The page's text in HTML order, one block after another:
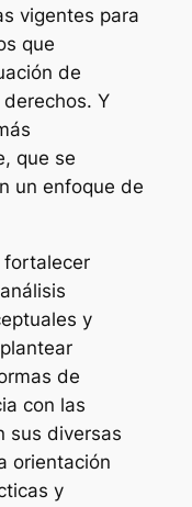
vigentes para
que
de
Y
que se
un enfoque de
fortalecer
y
de
con las
sus diversas
orientación
y